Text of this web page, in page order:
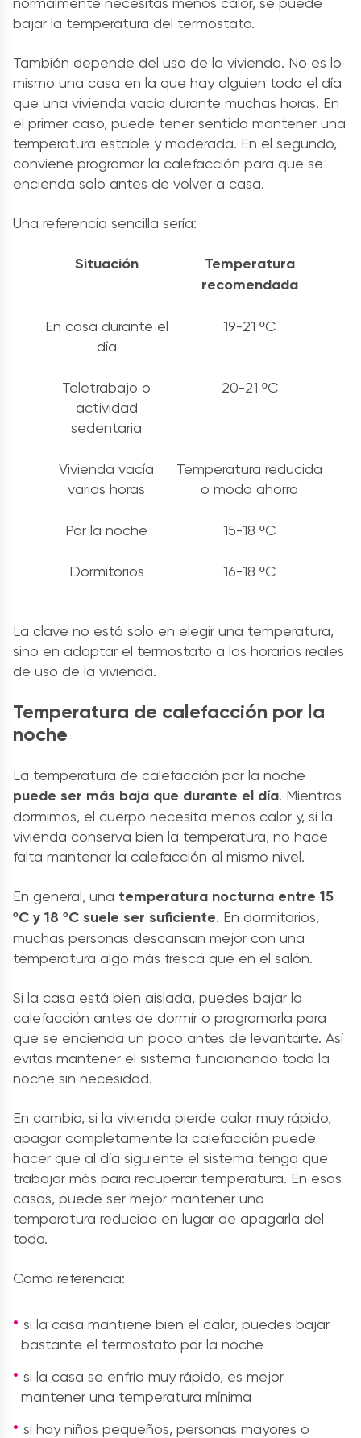
bajar la temperatura del termostato.
También depende del uso de la vivienda. No es lo
mismo una casa en la que hay alguien todo el día
que una vivienda vacía durante muchas horas. En
el primer caso, puede tener sentido mantener una
temperatura estable y moderada. En el segundo,
conviene programar la calefacción para que se
encienda solo antes de volver a casa.
Una referencia sencilla sería:
Situación
Temperatura
recomendada
En casa durante el
día
19-21 ºC
Teletrabajo o
actividad
sedentaria
20-21 ºC
Vivienda vacía
varias horas
Temperatura reducida
o modo ahorro
Por la noche 15-18 ºC
Dormitorios 16-18 ºC
La clave no está solo en elegir una temperatura,
sino en adaptar el termostato a los horarios reales
de uso de la vivienda.
Temperatura de calefacción por la
noche
La temperatura de calefacción por la noche
puede ser más baja que durante el día. Mientras
dormimos, el cuerpo necesita menos calor y, si la
vivienda conserva bien la temperatura, no hace
falta mantener la calefacción al mismo nivel.
En general, una temperatura nocturna entre 15
ºC y 18 ºC suele ser suficiente. En dormitorios,
muchas personas descansan mejor con una
temperatura algo más fresca que en el salón.
Si la casa está bien aislada, puedes bajar la
calefacción antes de dormir o programarla para
que se encienda un poco antes de levantarte. Así
evitas mantener el sistema funcionando toda la
noche sin necesidad.
En cambio, si la vivienda pierde calor muy rápido,
apagar completamente la calefacción puede
hacer que al día siguiente el sistema tenga que
trabajar más para recuperar temperatura. En esos
casos, puede ser mejor mantener una
temperatura reducida en lugar de apagarla del
todo.
Como referencia:
si la casa mantiene bien el calor, puedes bajar
bastante el termostato por la noche
si la casa se enfría muy rápido, es mejor
mantener una temperatura mínima
si hay niños pequeños, personas mayores o